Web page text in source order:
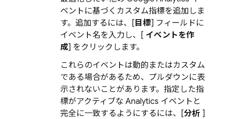
ベントに基づくカスタム指標を追加しま
す。追加するには、[ 目標] フィールドに
イベント名を入力し、[ イベントを作
成] をクリックします。
これらのイベントは動的またはカスタム
である場合があるため、プルダウンに表
示されないことがあります。指定した指
標がアクティブな Analytics イベントと
完全に一致するようにするには、[分析 ]